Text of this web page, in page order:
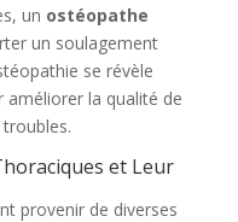
un ostéopathe
un soulagement
se révèle
la qualité de
et Leur
provenir de diverses